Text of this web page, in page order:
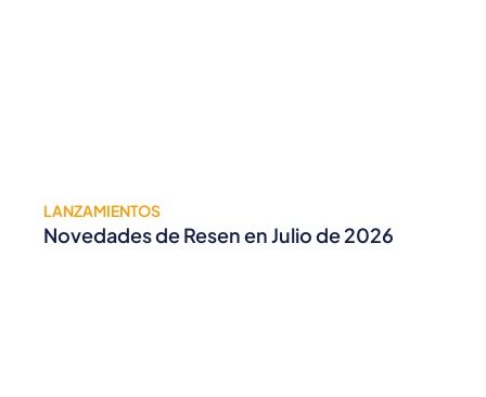
LANZAMIENTOS
Novedades de Resen en Julio de 2026